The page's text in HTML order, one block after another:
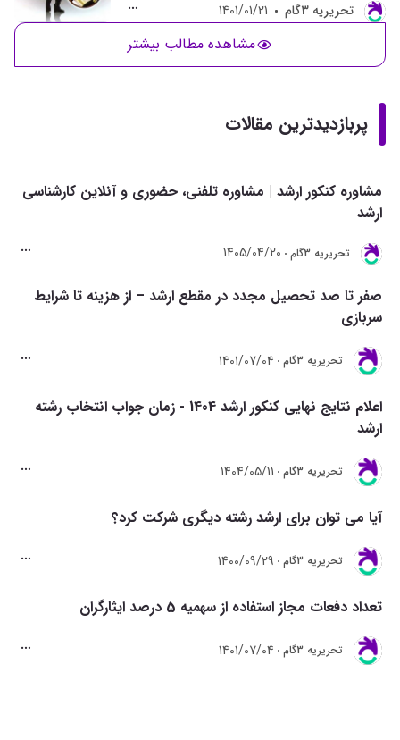
تحريريه 3گام 1401/01/21
مشاهده مطالب بیشتر
پربازدیدترین مقالات
مشاوره کنکور ارشد | مشاوره تلفنی، حضوری و آنلاین کارشناسی
ارشد
تحريريه 3گام 1405/04/20
صفر تا صد تحصیل مجدد در مقطع ارشد – از هزینه تا شرایط
سربازی
تحريريه 3گام 1401/07/04
اعلام نتایج نهایی کنکور ارشد 1404 - زمان جواب انتخاب رشته
ارشد
تحريريه 3گام 1404/05/11
آیا می توان برای ارشد رشته دیگری شرکت کرد؟
تحريريه 3گام 1400/09/29
تعداد دفعات مجاز استفاده از سهمیه 5 درصد ایثارگران
تحريريه 3گام 1401/07/04